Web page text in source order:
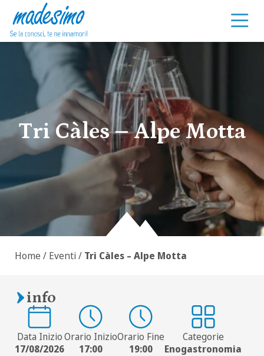
Vai al contenuto
Tri Càles – Alpe Motta
Home / Eventi/ Tri Càles – Alpe Motta
info
Data Inizio
17/08/2026
Orario Inizio
17:00
Orario Fine
19:00
Categorie
Enogastronomia